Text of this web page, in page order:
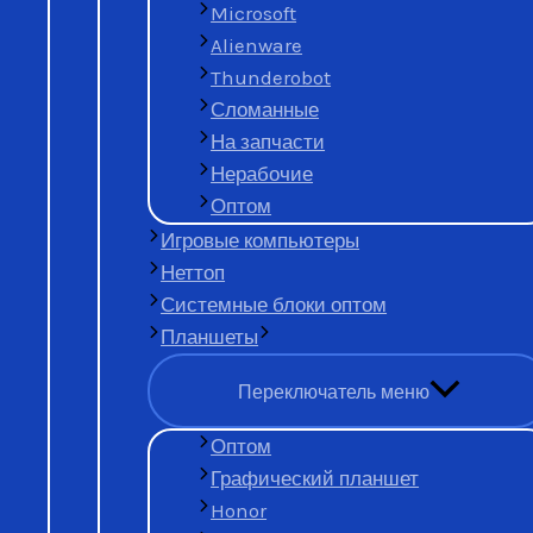
Microsoft
Alienware
Thunderobot
Сломанные
На запчасти
Нерабочие
Оптом
Игровые компьютеры
Неттоп
Системные блоки оптом
Планшеты
Переключатель меню
Оптом
Графический планшет
Honor
цену за нерабочий
Оставить заявку на продажу
+7 (977) 777-25-24
Узнать стоимость через WhatsApp
Сдать нерабочий
состоянии
за сколько продать нерабочий MacBook